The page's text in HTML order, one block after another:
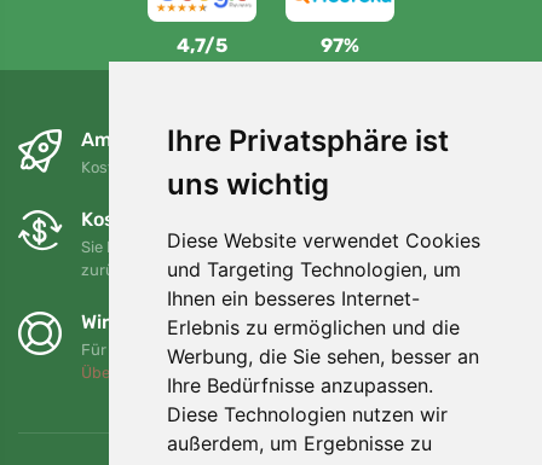
Ihre Privatsphäre ist
uns wichtig
Diese Website verwendet Cookies
und Targeting Technologien, um
Ihnen ein besseres Internet-
Erlebnis zu ermöglichen und die
Werbung, die Sie sehen, besser an
Ihre Bedürfnisse anzupassen.
Diese Technologien nutzen wir
außerdem, um Ergebnisse zu
4,7/5 97%
Am nächsten Tag und kostenlos
Kostenloser Versand für Bestellungen über 80 EUR
Kostenloser Umtausch und Rückgabe
Sie können Ihre Bestellung jederzeit innerhalb von 90 Tagen
zurückgeben oder umtauschen.
Wir unterstützen Trees.org
Für jede Bestellung pflanzen wir einen Baum! Mehr lesen
Über uns